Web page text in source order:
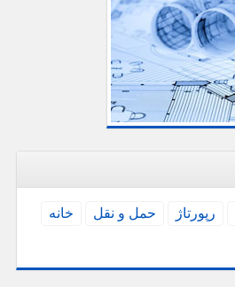
رپورتاژ حمل و نقل
خانه